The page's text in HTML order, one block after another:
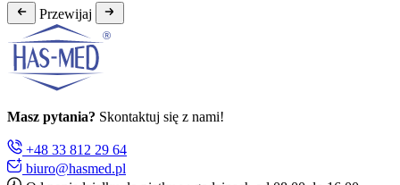
Przewijaj
Masz pytania? Skontaktuj się z nami!
+48 33 812 29 64
biuro@hasmed.pl